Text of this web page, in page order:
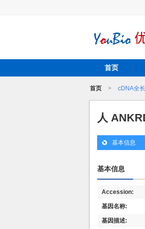
首页
首页 > cDNA全
人
基本信息
基本信息
Accession:
基因名称:
基因描述: